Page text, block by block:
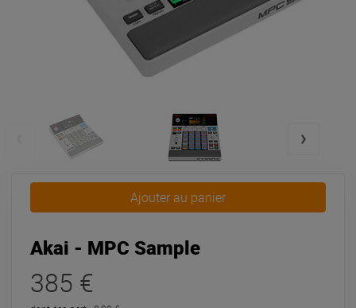
Ajouter au panier
Akai - MPC Sample
385 €